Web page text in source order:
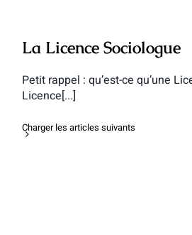
La Licence Sociologue
Petit rappel : qu’est-ce qu’une
Licence[...]
Charger les articles suivants